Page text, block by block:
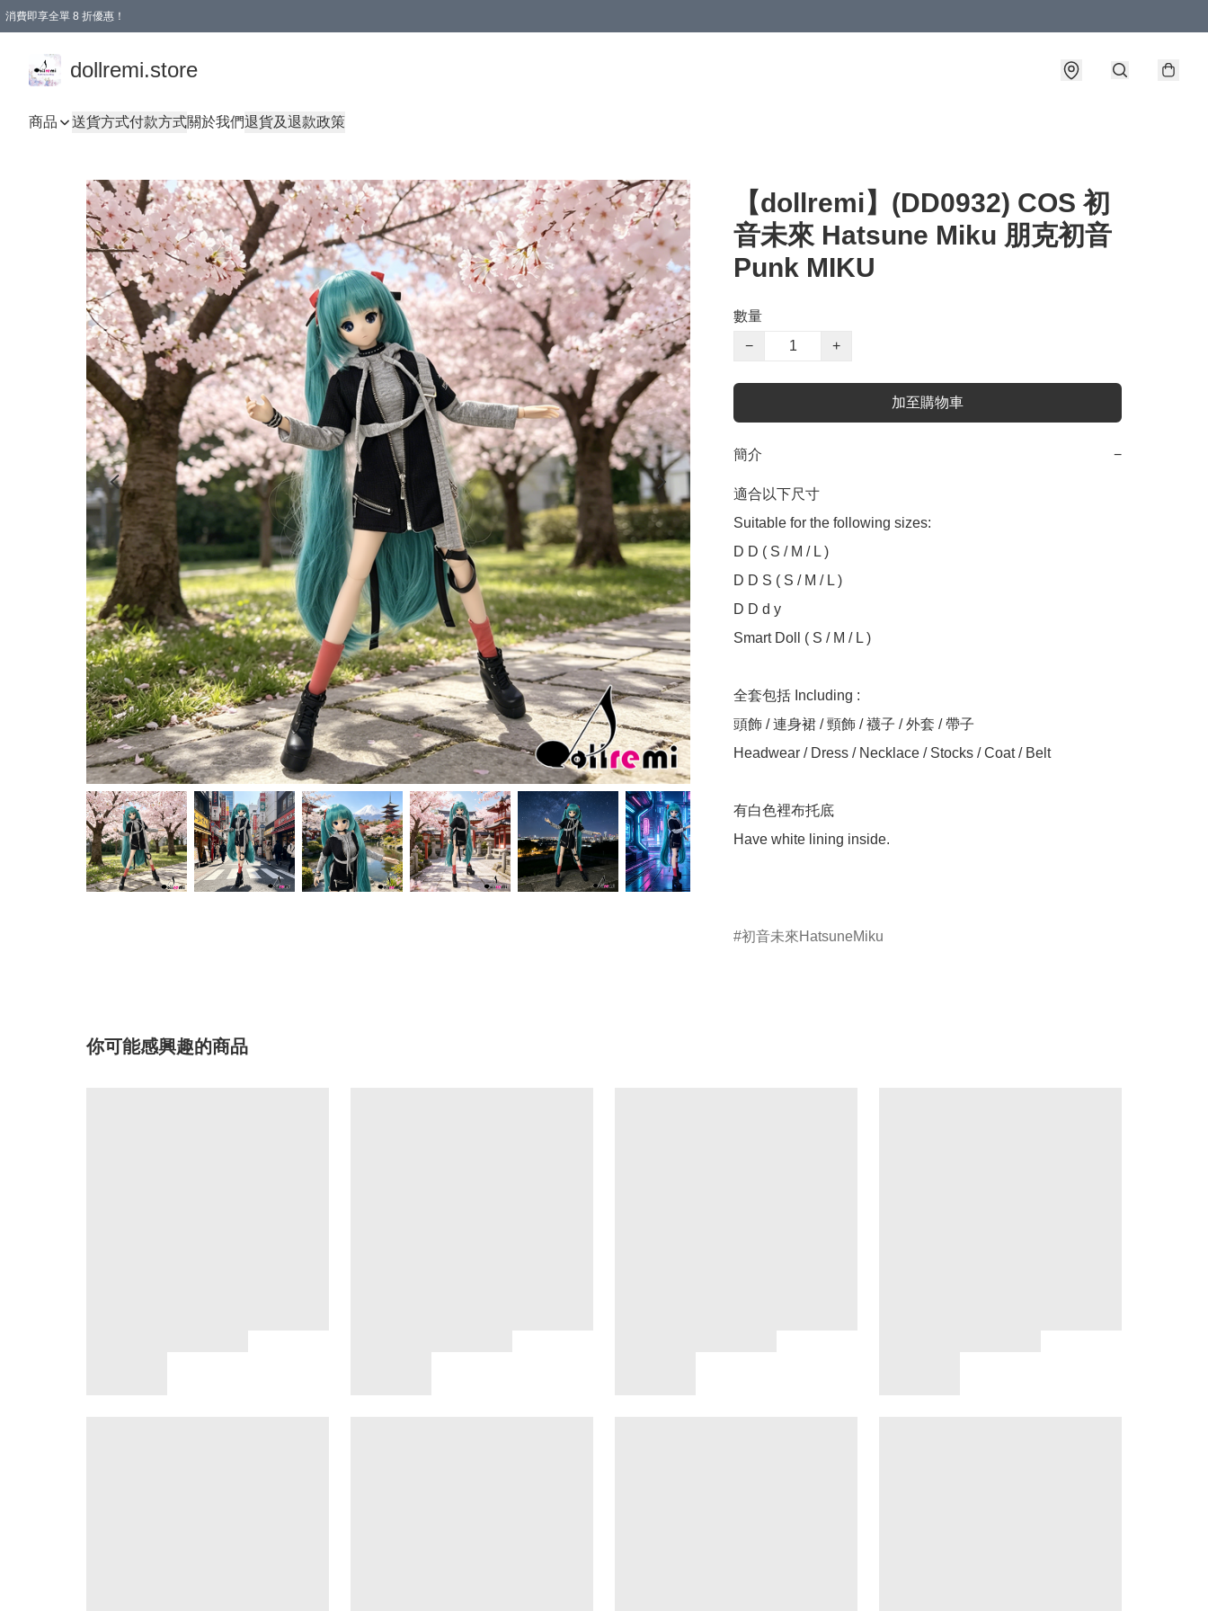
消費即享全單 8 折優惠！
dollremi.store
商品 送貨方式付款方式關於我們退貨及退款政策
【dollremi】(DD0932) COS 初
音未來 Hatsune Miku 朋克初音
Punk MIKU
數量
−
+
加至購物車
簡介 −
適合以下尺寸
Suitable for the following sizes:
D D ( S / M / L )
D D S ( S / M / L )
D D d y
Smart Doll ( S / M / L )
全套包括 Including :
頭飾 / 連身裙 / 頸飾 / 襪子 / 外套 / 帶子
Headwear / Dress / Necklace / Stocks / Coat / Belt
有白色裡布托底
Have white lining inside.
初音未來HatsuneMiku
你可能感興趣的商品